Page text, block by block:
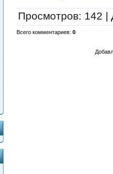
Просмотров: 142 |
Всего комментариев:0